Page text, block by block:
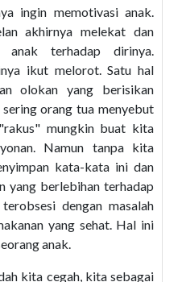
ingin memotivasi anak.
akhirnya melekat dan
anak terhadap dirinya.
ikut melorot. Satu hal
olokan yang berisikan
orang tua menyebut
mungkin buat kita
Namun tanpa kita
kata-kata ini dan
yang berlebihan terhadap
dengan masalah
yang sehat. Hal ini
anak.
kita cegah, kita sebagai